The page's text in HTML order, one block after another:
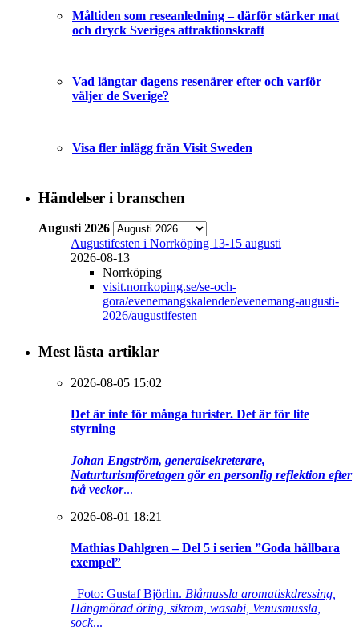
Måltiden som reseanledning – därför stärker mat
och dryck Sveriges attraktionskraft
Vad längtar dagens resenärer efter och varför
väljer de Sverige?
Visa fler inlägg från Visit Sweden
Händelser i branschen
Augusti 2026
Augustifesten i Norrköping 13-15 augusti
2026-08-13
Norrköping
visit.norrkoping.se/se-och-
gora/evenemangskalender/evenemang-augusti-
2026/augustifesten
Mest lästa artiklar
2026-08-05 15:02
Det är inte för många turister. Det är för lite
styrning
Johan Engström, generalsekreterare,
Naturturismföretagen gör en personlig reflektion efter
två veckor...
2026-08-01 18:21
Mathias Dahlgren – Del 5 i serien ”Goda hållbara
exempel”
Foto: Gustaf Björlin. Blåmussla aromatiskdressing,
Hängmörad öring, sikrom, wasabi, Venusmussla,
sock...